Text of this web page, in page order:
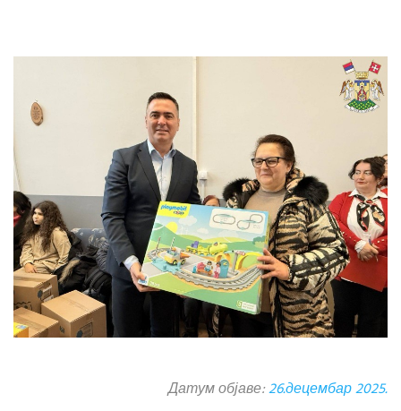
Датум објаве:26.децембар 2025.